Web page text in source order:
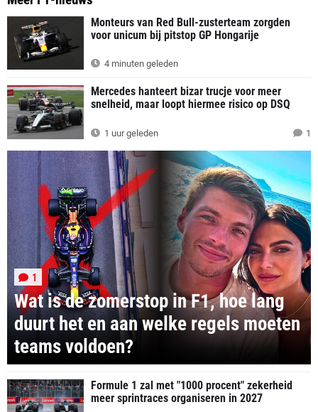
Monteurs van Red Bull-zusterteam zorgden
voor unicum bij pitstop GP Hongarije
4 minuten geleden
Mercedes hanteert bizar trucje voor meer
snelheid, maar loopt hiermee risico op DSQ
1 uur geleden 1
Wat is de zomerstop in F1, hoe lang
duurt het en aan welke regels moeten
teams voldoen?
1
Formule 1 zal met "1000 procent" zekerheid
meer sprintraces organiseren in 2027